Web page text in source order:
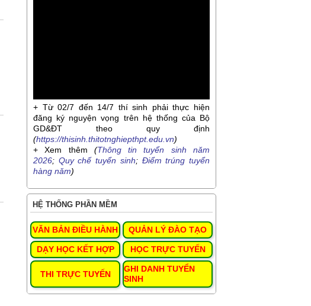
+ Từ 02/7 đến 14/7 thí sinh phải thực hiện
đăng ký nguyện vọng trên hệ thống của Bộ
GD&ĐT theo quy định
(https://thisinh.thitotnghiepthpt.edu.vn)
+ Xem thêm (Thông tin tuyển sinh năm
2026; Quy chế tuyển sinh; Điểm trúng tuyển
hàng năm)
HỆ THỐNG PHẦN MỀM
VĂN BẢN ĐIỀU HÀNH QUẢN LÝ ĐÀO TẠO
DẠY HỌC KẾT HỢP HỌC TRỰC TUYẾN
THI TRỰC TUYẾN
GHI DANH TUYỂN
SINH